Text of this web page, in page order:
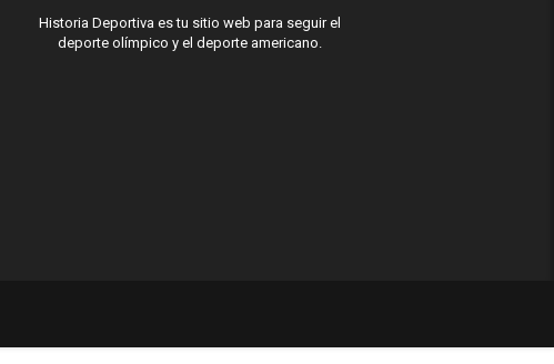
Historia Deportiva es tu sitio web para seguir el
deporte olímpico y el deporte americano.